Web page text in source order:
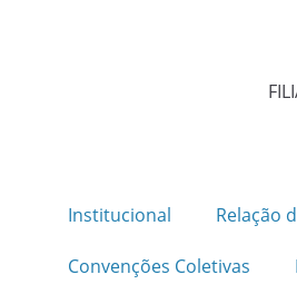
Institucional Relação
Convenções Coletivas